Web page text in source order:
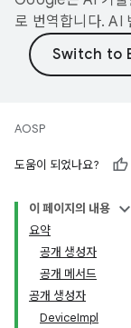
로 번역합니다. AI
AOSP
도움이 되었나요?
이 페이지의 내용
요약
공개 생성자
공개 메서드
공개 생성자
DeviceImpl